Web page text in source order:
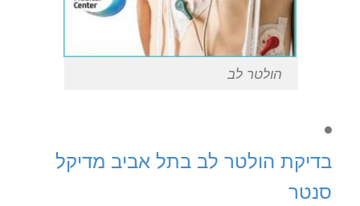
הולטר לב
בדיקת הולטר לב בתל אביב מדיקל
סנטר